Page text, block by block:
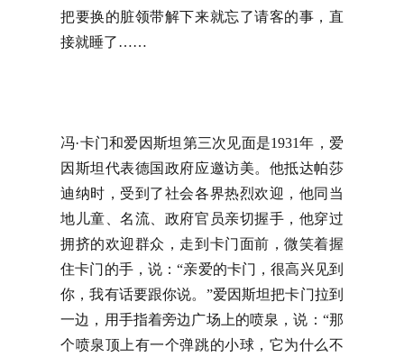
把要换的脏领带解下来就忘了请客的事，直
接就睡了……
冯·卡门和爱因斯坦第三次见面是1931年，爱
因斯坦代表德国政府应邀访美。他抵达帕莎
迪纳时，受到了社会各界热烈欢迎，他同当
地儿童、名流、政府官员亲切握手，他穿过
拥挤的欢迎群众，走到卡门面前，微笑着握
住卡门的手，说：“亲爱的卡门，很高兴见到
你，我有话要跟你说。”爱因斯坦把卡门拉到
一边，用手指着旁边广场上的喷泉，说：“那
个喷泉顶上有一个弹跳的小球，它为什么不